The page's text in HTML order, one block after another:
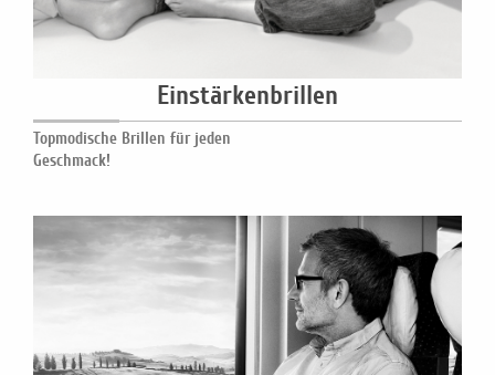
Einstärkenbrillen
Topmodische Brillen für jeden
Geschmack!